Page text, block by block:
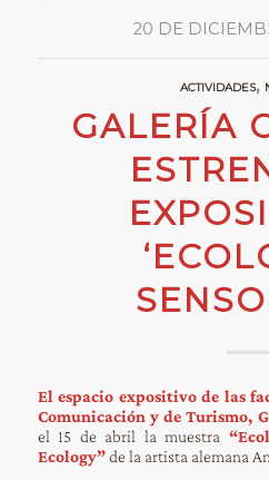
20 DE
ACTIVIDADES,
GALERÍA
El espacio expositivo de las
Comunicación y de Turismo,
el 15 de abril la muestra
Ecology”de la artista alemana